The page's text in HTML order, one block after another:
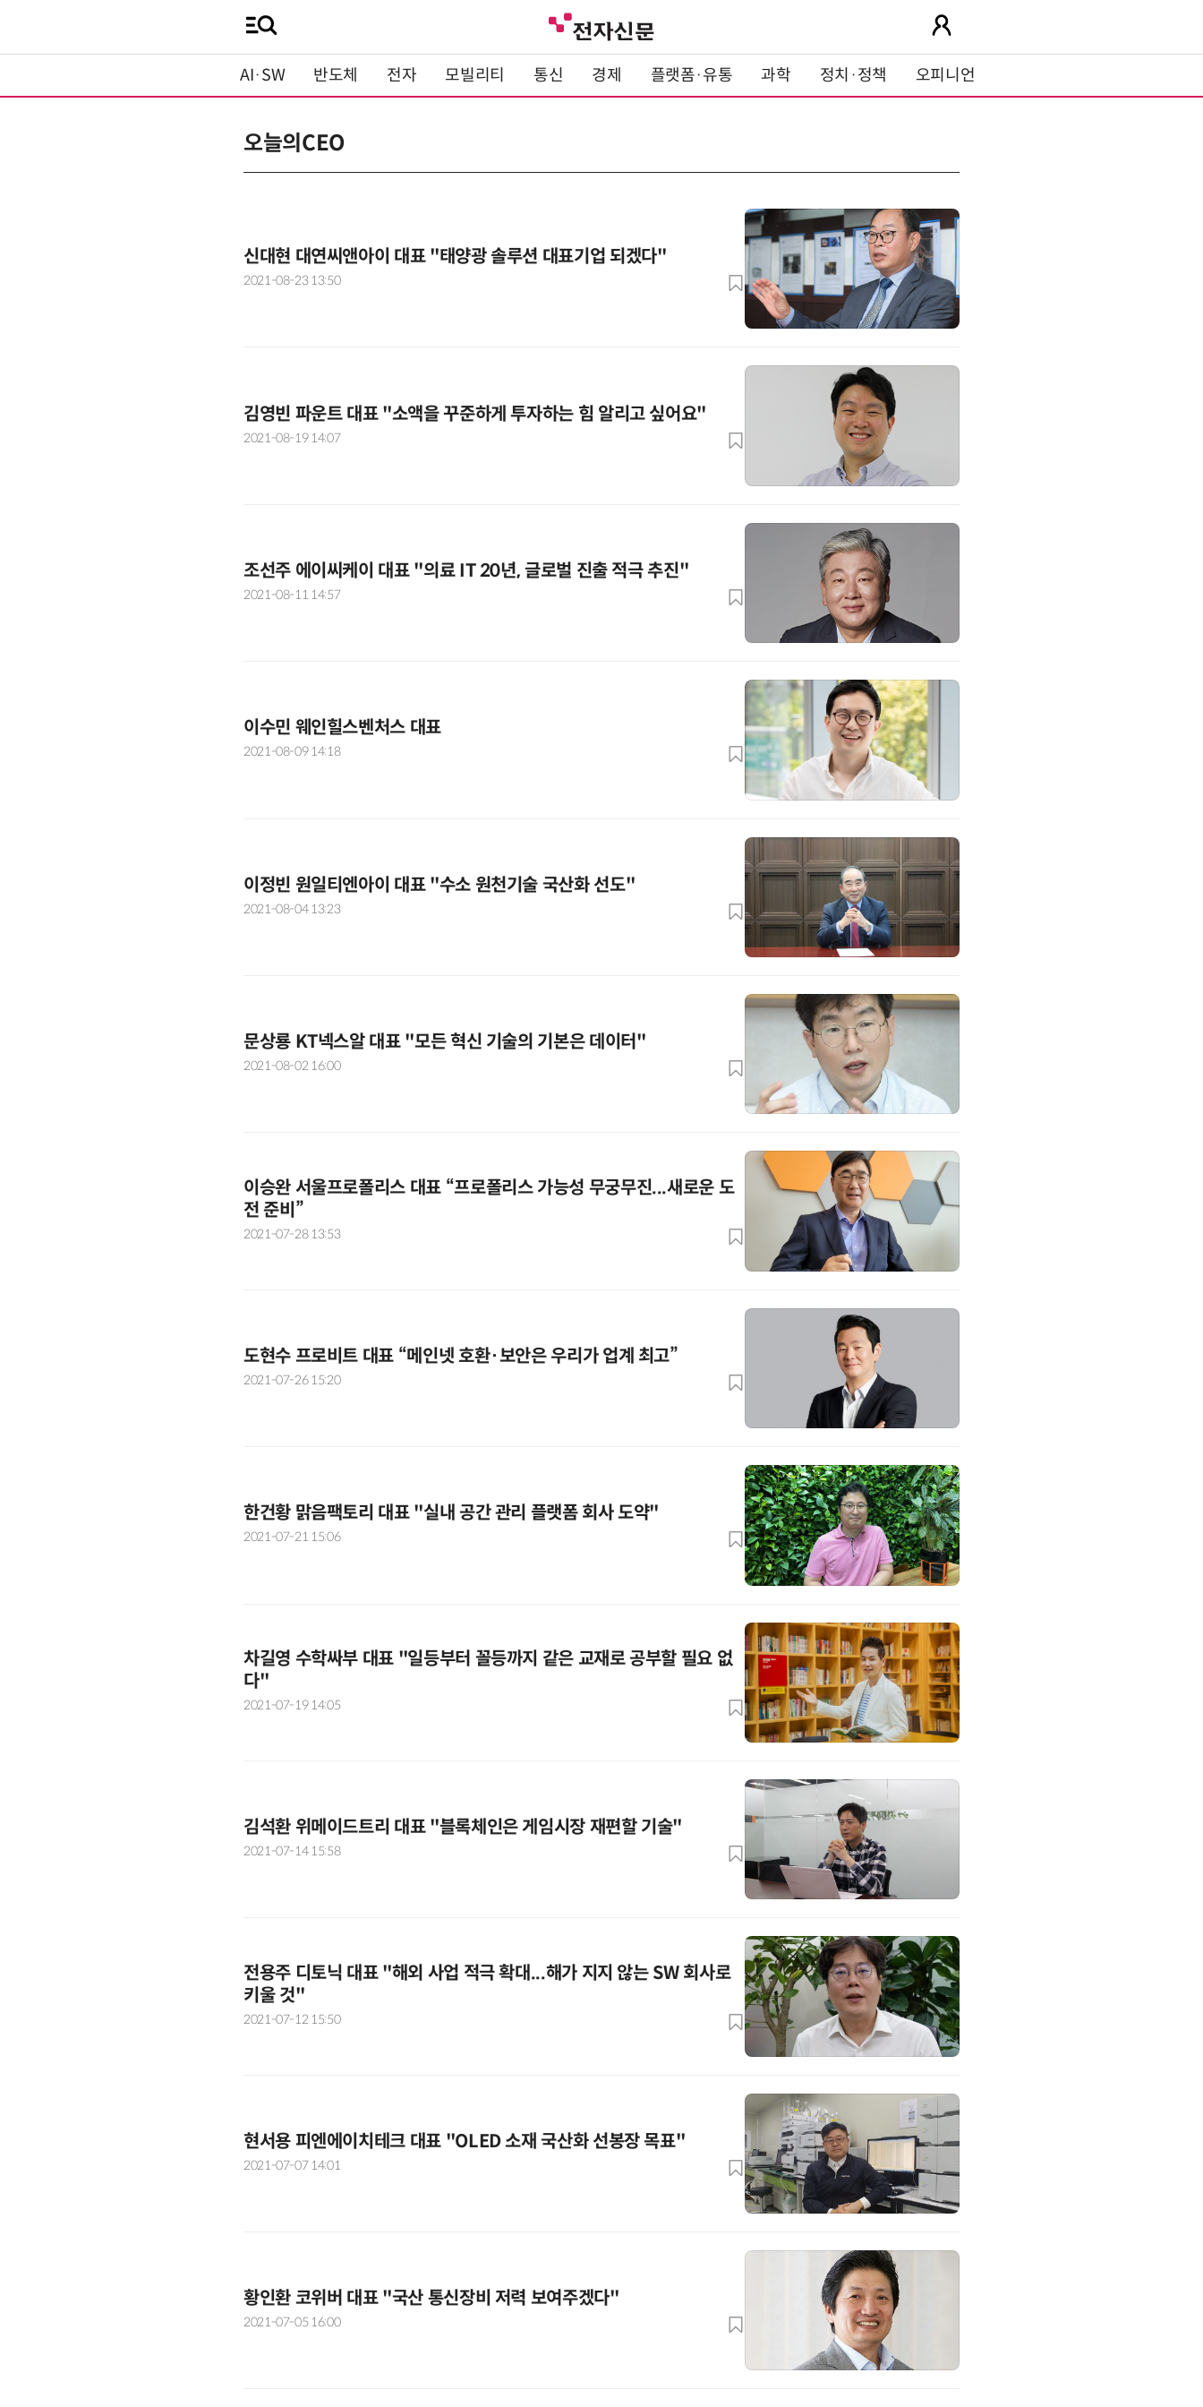
AI·SW 반도체 전자 모빌리티 통신 경제 플랫폼·유통 과학 정치·정책 오피니언
오늘의CEO
신대현 대연씨앤아이 대표 "태양광 솔루션 대표기업 되겠다"
2021-08-23 13:50
김영빈 파운트 대표 "소액을 꾸준하게 투자하는 힘 알리고 싶어요"
2021-08-19 14:07
조선주 에이씨케이 대표 "의료 IT 20년, 글로벌 진출 적극 추진"
2021-08-11 14:57
이수민 웨인힐스벤처스 대표
2021-08-09 14:18
이정빈 원일티엔아이 대표 "수소 원천기술 국산화 선도"
2021-08-04 13:23
문상룡 KT넥스알 대표 "모든 혁신 기술의 기본은 데이터"
2021-08-02 16:00
이승완 서울프로폴리스 대표 “프로폴리스 가능성 무궁무진...새로운 도
전 준비”
2021-07-28 13:53
도현수 프로비트 대표 “메인넷 호환·보안은 우리가 업계 최고”
2021-07-26 15:20
한건황 맑음팩토리 대표 "실내 공간 관리 플랫폼 회사 도약"
2021-07-21 15:06
차길영 수학싸부 대표 "일등부터 꼴등까지 같은 교재로 공부할 필요 없
다"
2021-07-19 14:05
김석환 위메이드트리 대표 "블록체인은 게임시장 재편할 기술"
2021-07-14 15:58
전용주 디토닉 대표 "해외 사업 적극 확대...해가 지지 않는 SW 회사로
키울 것"
2021-07-12 15:50
현서용 피엔에이치테크 대표 "OLED 소재 국산화 선봉장 목표"
2021-07-07 14:01
황인환 코위버 대표 "국산 통신장비 저력 보여주겠다"
2021-07-05 16:00